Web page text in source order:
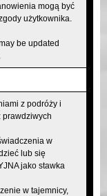
mogą być
użytkownika.
be updated
z podróży i
prawdziwych
w
lub się
jako stawka
w tajemnicy,